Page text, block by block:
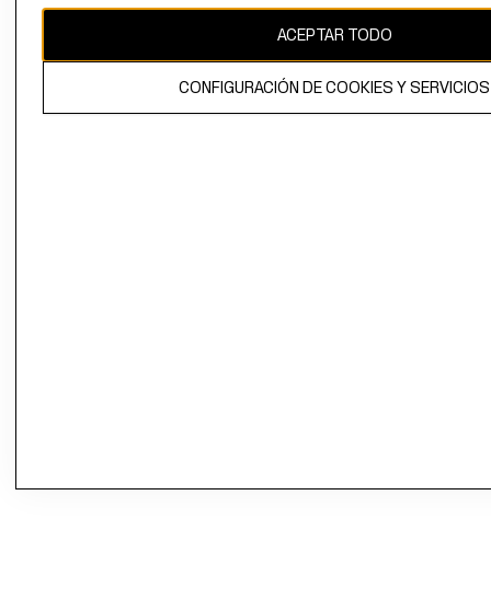
El contenido de esta página web está protegido por copyright y es
propiedad de H&M Hennes & Mauritz AB.ACEPTAR TODO
CONFIGURACIÓN DE COOKIES Y SERVICIOS